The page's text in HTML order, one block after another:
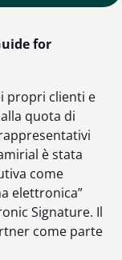
for
propri clienti e
quota di
è stata
come
elettronica”
Signature. Il
come parte